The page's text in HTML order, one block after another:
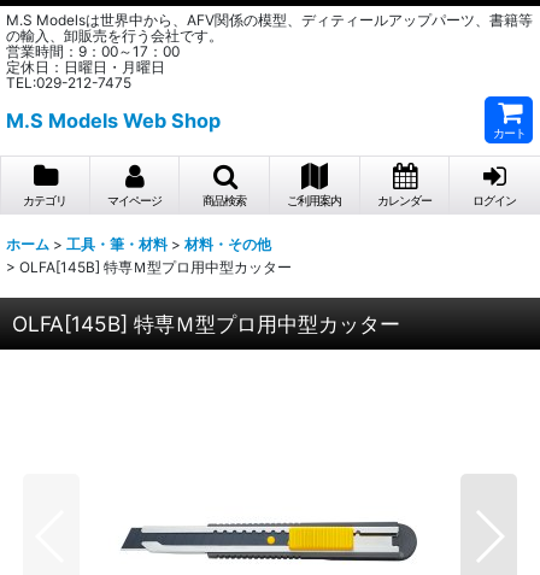
M.S Modelsは世界中から、AFV関係の模型、ディティールアップパーツ、書籍等
の輸入、卸販売を行う会社です。
営業時間：9：00～17：00
定休日：日曜日・月曜日
TEL:029-212-7475
M.S Models Web Shop
カート
カテゴリ マイページ 商品検索 ご利用案内 カレンダー ログイン
ホーム > 工具・筆・材料 > 材料・その他
> OLFA[145B] 特専Ｍ型プロ用中型カッター
OLFA[145B] 特専Ｍ型プロ用中型カッター